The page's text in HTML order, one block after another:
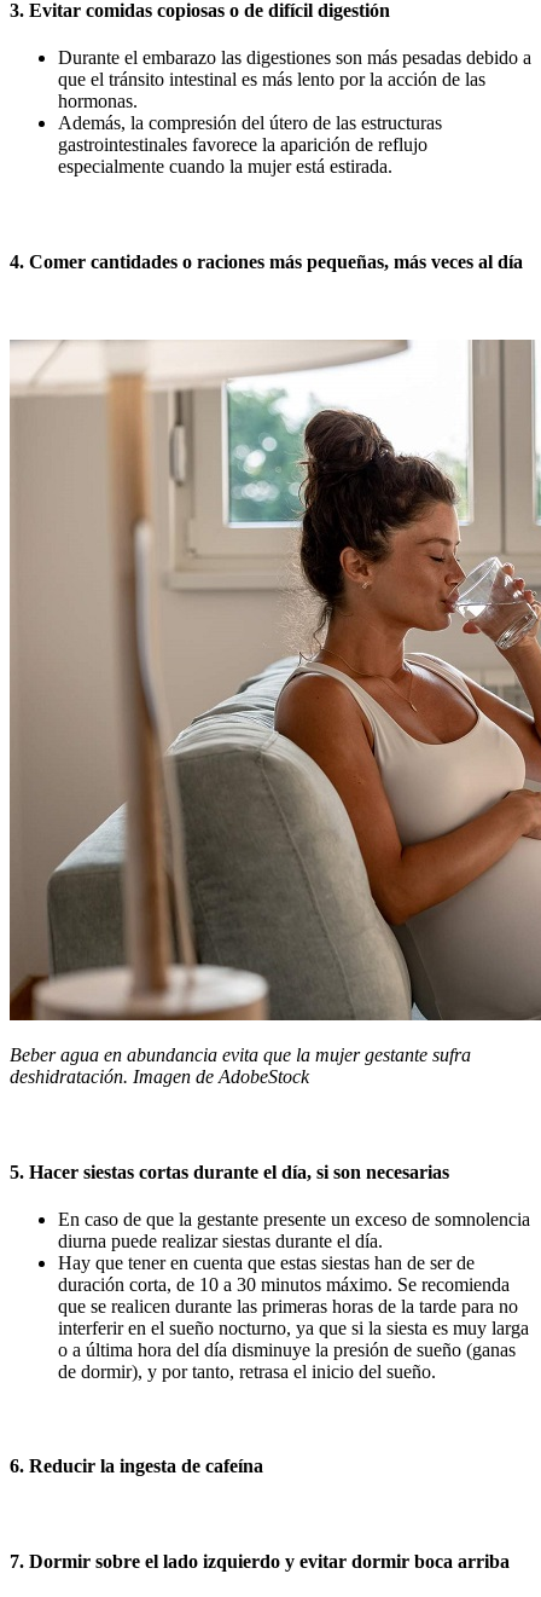
3. Evitar comidas copiosas o de difícil digestión
Durante el embarazo las digestiones son más pesadas debido a
que el tránsito intestinal es más lento por la acción de las
hormonas.
Además, la compresión del útero de las estructuras
gastrointestinales favorece la aparición de reflujo
especialmente cuando la mujer está estirada.
4. Comer cantidades o raciones más pequeñas, más veces al día
Beber agua en abundancia evita que la mujer gestante sufra
deshidratación. Imagen de AdobeStock
5. Hacer siestas cortas durante el día, si son necesarias
En caso de que la gestante presente un exceso de somnolencia
diurna puede realizar siestas durante el día.
Hay que tener en cuenta que estas siestas han de ser de
duración corta, de 10 a 30 minutos máximo. Se recomienda
que se realicen durante las primeras horas de la tarde para no
interferir en el sueño nocturno, ya que si la siesta es muy larga
o a última hora del día disminuye la presión de sueño (ganas
de dormir), y por tanto, retrasa el inicio del sueño.
6. Reducir la ingesta de cafeína
7. Dormir sobre el lado izquierdo y evitar dormir boca arriba